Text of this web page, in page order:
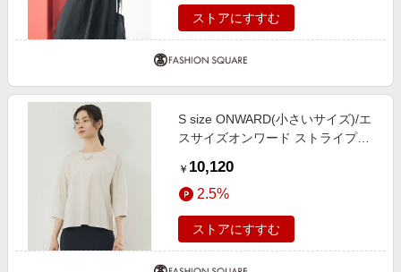
ストアにすすむ
S size ONWARD(小さいサイズ)/エ
スサイズオンワード ストライプコ
フ 32
￥ 10,120
2.5%
ストアにすすむ